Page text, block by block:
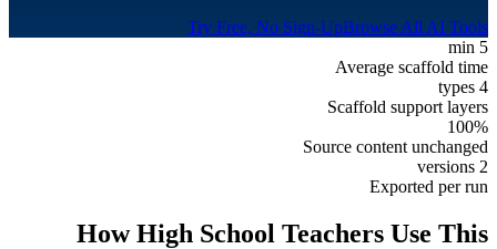
Try Free, No Sign-UpBrowse All AI Tools
5 min
Average scaffold time
4 types
Scaffold support layers
100%
Source content unchanged
2 versions
Exported per run
HowHigh School Teachers Use This